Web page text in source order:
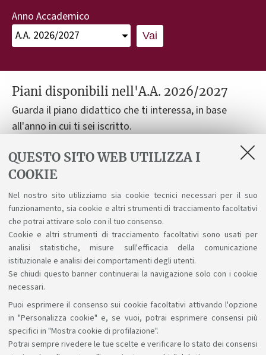
QUESTO SITO WEB UTILIZZA I
COOKIE
Nel nostro sito utilizziamo sia cookie tecnici necessari per il suo
funzionamento, sia cookie e altri strumenti di tracciamento facoltativi
che potrai attivare solo con il tuo consenso.
Cookie e altri strumenti di tracciamento facoltativi sono usati per
analisi statistiche, misure sull'efficacia della comunicazione
istituzionale e analisi dei comportamenti degli utenti.
Se chiudi questo banner continuerai la navigazione solo con i cookie
necessari.
Puoi esprimere il consenso sui cookie facoltativi attivando l'opzione
in "Personalizza cookie" e, se vuoi, potrai esprimere consensi più
specifici in "Mostra cookie di profilazione".
Potrai sempre rivedere le tue scelte e verificare lo stato dei consensi
Anno Accademico
Vai
Piani disponibili nell'A.A. 2026/2027
Guarda il piano didattico che ti interessa, in base
all'anno in cui ti sei iscritto.
Piano didattico per studenti immatricolati nell'a.a.
2026-27
Piano didattico per studenti immatricolati nell'a.a.
2025-26
Sosteniamo il diritto alla conoscenza
Seguici su: